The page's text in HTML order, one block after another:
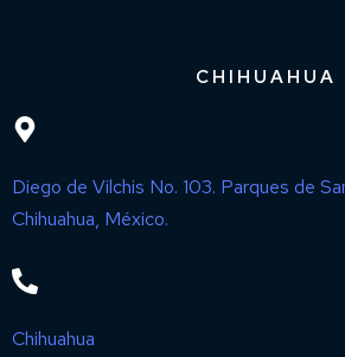
CHIHUAHUA
Diego de Vilchis No. 103. Parques de
Chihuahua, México.
Chihuahua